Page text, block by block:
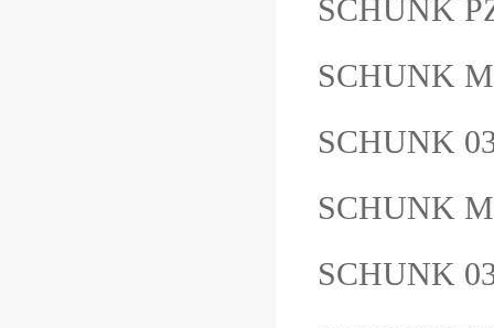
SCHUNK
SCHUNK
SCHUNK
SCHUNK
SCHUNK